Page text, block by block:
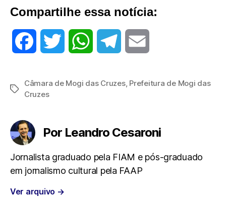
Compartilhe essa notícia:
o
t
e
s
A
g
r
l
Tags
Câmara de Mogi das Cruzes, Prefeitura de Mogi das
Cruzes
Por Leandro Cesaroni
Jornalista graduado pela FIAM e pós-graduado
em jornalismo cultural pela FAAP
Ver arquivo →